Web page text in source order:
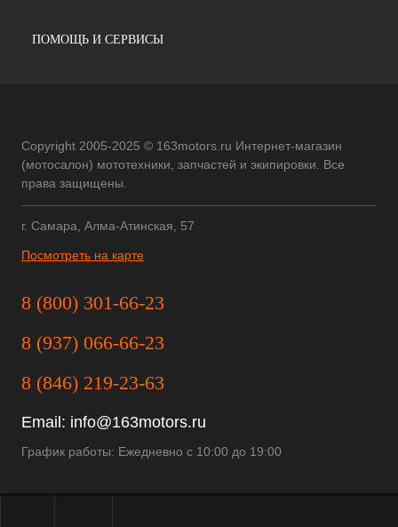
ПОМОЩЬ И СЕРВИСЫ
Copyright 2005-2025 © 163motors.ru Интернет-магазин
(мотосалон) мототехники, запчастей и экипировки. Все
права защищены.
г. Самара, Алма-Атинская, 57
Посмотреть на карте
8 (800) 301-66-23
8 (937) 066-66-23
8 (846) 219-23-63
Email: info@163motors.ru
График работы: Ежедневно с 10:00 до 19:00